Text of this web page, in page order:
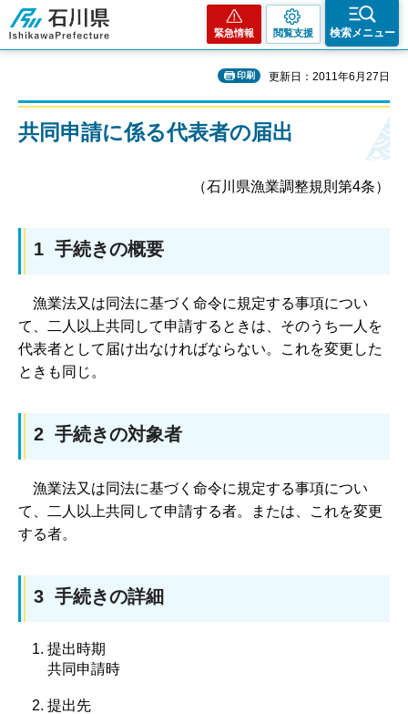
石川県
緊急情報 閲覧支援 検索メニュー
印刷 更新日：2011年6月27日
共同申請に係る代表者の届出
（石川県漁業調整規則第4条）
1 手続きの概要
漁業法又は同法に基づく命令に規定する事項につい
て、二人以上共同して申請するときは、そのうち一人を
代表者として届け出なければならない。これを変更した
ときも同じ。
2 手続きの対象者
漁業法又は同法に基づく命令に規定する事項につい
て、二人以上共同して申請する者。または、これを変更
する者。
3 手続きの詳細
提出時期
共同申請時
提出先